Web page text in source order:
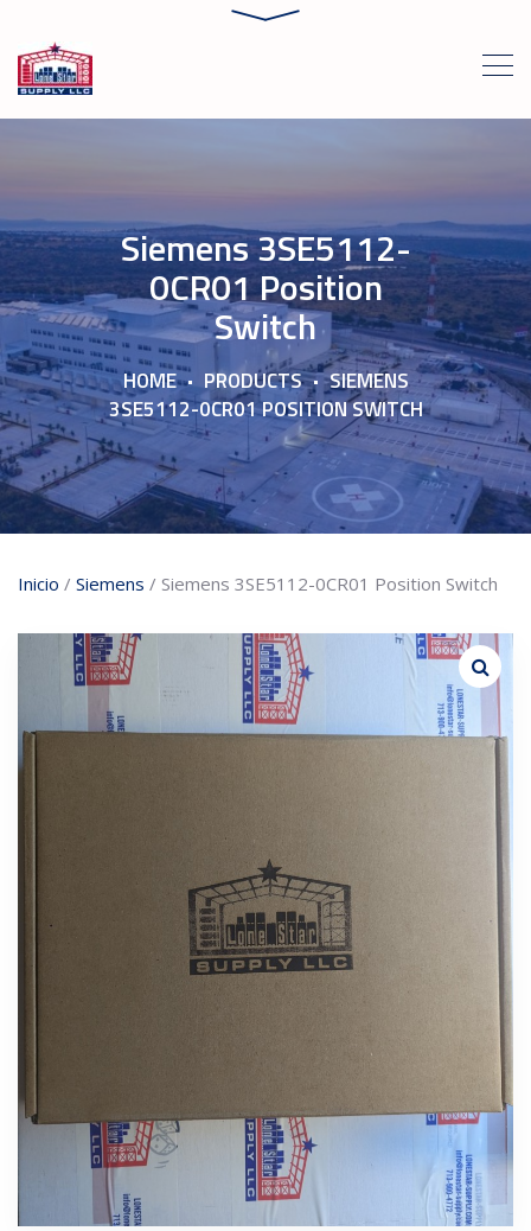
Siemens 3SE5112-
0CR01 Position
Switch
HOME PRODUCTS
SIEMENS
3SE5112-0CR01 POSITION SWITCH
Inicio / Siemens / Siemens 3SE5112-0CR01 Position Switch